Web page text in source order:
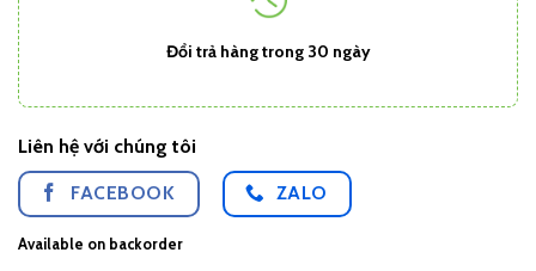
Đổi trả hàng trong 30 ngày
Liên hệ với chúng tôi
FACEBOOK ZALO
Available on backorder